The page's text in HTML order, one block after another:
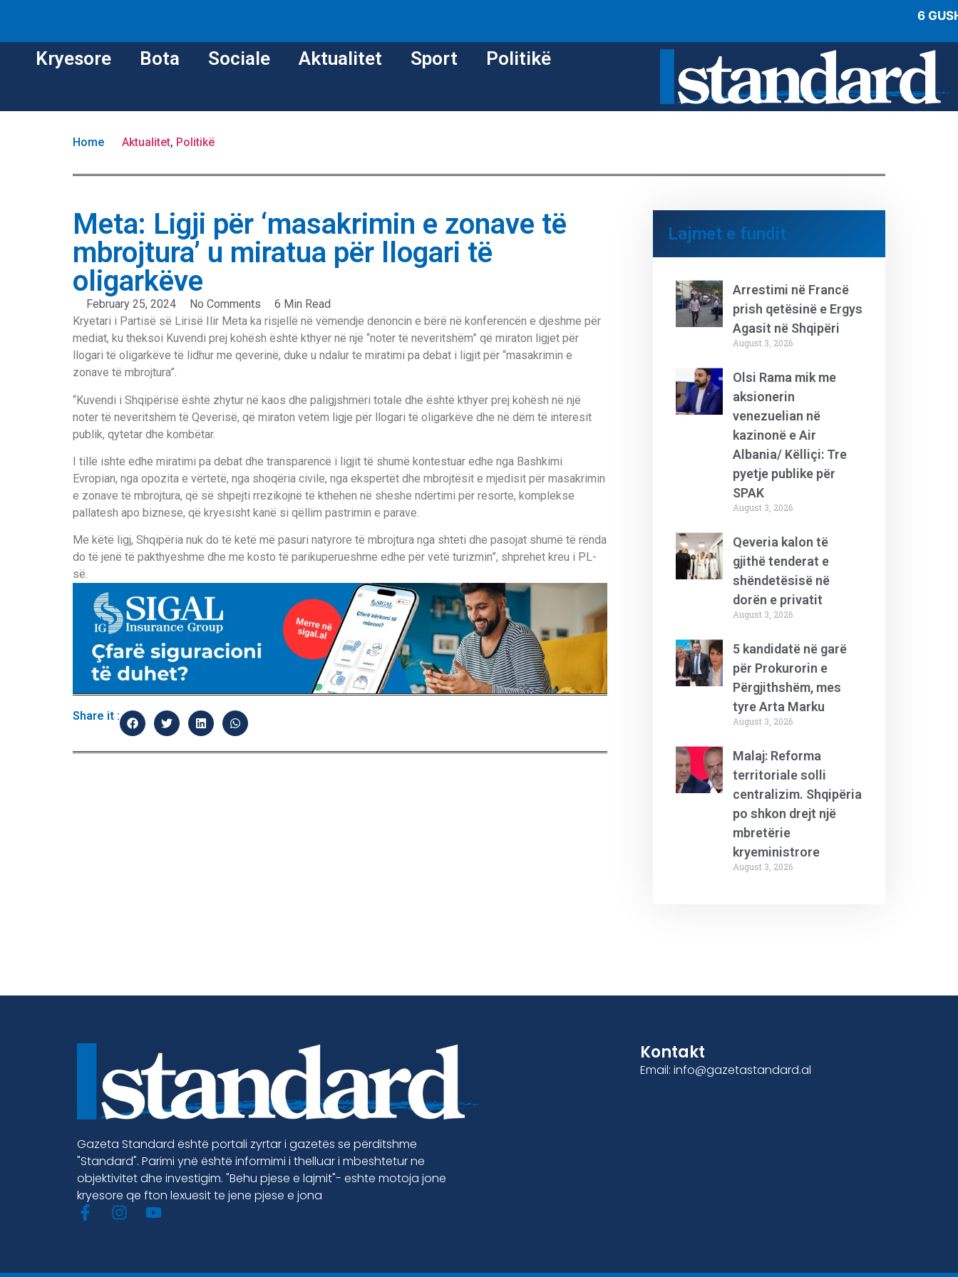
6
Kryesore Bota Sociale Aktualitet Sport Politikë
Home Aktualitet, Politikë
Meta: Ligji për ‘masakrimin e zonave të
mbrojtura’ u miratua për llogari të
oligarkëve
February 25, 2024 No Comments
6 Min Read
Kryetari i Partisë së Lirisë Ilir Meta ka risjellë në vëmendje denoncin e bërë në konferencën e djeshme për
mediat, ku theksoi Kuvendi prej kohësh është kthyer në një “noter të neveritshëm” që miraton ligjet për
llogari të oligarkëve të lidhur me qeverinë, duke u ndalur te miratimi pa debat i ligjit për “masakrimin e
zonave të mbrojtura”.
“Kuvendi i Shqipërisë është zhytur në kaos dhe paligjshmëri totale dhe është kthyer prej kohësh në një
noter të neveritshëm të Qeverisë, që miraton vetëm ligje për llogari të oligarkëve dhe në dëm të interesit
publik, qytetar dhe kombëtar.
I tillë ishte edhe miratimi pa debat dhe transparencë i ligjit të shumë kontestuar edhe nga Bashkimi
Evropian, nga opozita e vërtetë, nga shoqëria civile, nga ekspertët dhe mbrojtësit e mjedisit për masakrimin
e zonave të mbrojtura, që së shpejti rrezikojnë të kthehen në sheshe ndërtimi për resorte, komplekse
pallatesh apo biznese, që kryesisht kanë si qëllim pastrimin e parave.
Me këtë ligj, Shqipëria nuk do të ketë më pasuri natyrore të mbrojtura nga shteti dhe pasojat shumë të rënda
do të jenë të pakthyeshme dhe me kosto të parikuperueshme edhe për vetë turizmin”, shprehet kreu i PL-
së.
Share it :
Lajmet e fundit
Arrestimi në Francë
prish qetësinë e Ergys
Agasit në Shqipëri
August 3, 2026
Olsi Rama mik me
aksionerin
venezuelian në
kazinonë e Air
Albania/ Këlliçi: Tre
pyetje publike për
SPAK
August 3, 2026
Qeveria kalon të
gjithë tenderat e
shëndetësisë në
dorën e privatit
August 3, 2026
5 kandidatë në garë
për Prokurorin e
Përgjithshëm, mes
tyre Arta Marku
August 3, 2026
Malaj: Reforma
territoriale solli
centralizim. Shqipëria
po shkon drejt një
mbretërie
kryeministrore
August 3, 2026
Gazeta Standard është portali zyrtar i gazetës se përditshme
"Standard". Parimi ynë është informimi i thelluar i mbeshtetur ne
objektivitet dhe investigim. "Behu pjese e lajmit"- eshte motoja jone
kryesore qe fton lexuesit te jene pjese e jona
Kontakt
Email: info@gazetastandard.al